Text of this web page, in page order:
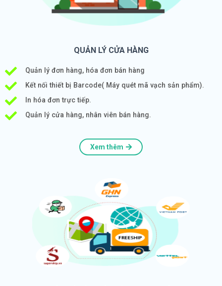
QUẢN LÝ CỬA HÀNG
Quản lý đơn hàng, hóa đơn bán hàng
Kết nối thiết bị Barcode( Máy quét mã vạch sản phẩm).
In hóa đơn trực tiếp.
Quản lý cửa hàng, nhân viên bán hàng.
Xem thêm